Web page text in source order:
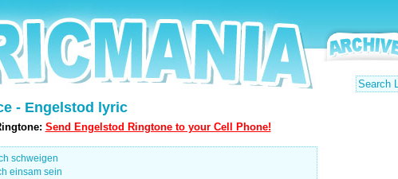
- Engelstod lyric
Send Engelstod Ringtone to your Cell Phone!
schweigen
einsam sein